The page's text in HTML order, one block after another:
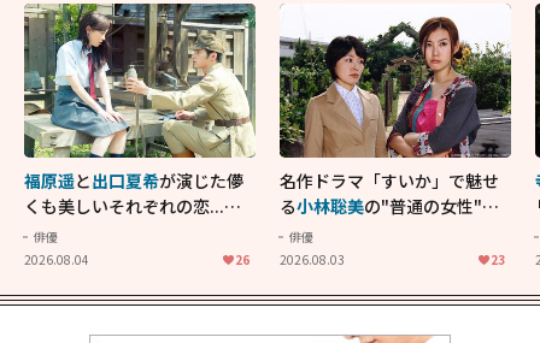
福原遥と出口夏希が演じた儚
くも美しいそれぞれの恋...生
きることの尊さを教えてくれ
た映画「あの花が咲く丘で、
俳優
2026.08.04
26
名作ドラマ「すいか」で魅せ
る小林聡美の"普通の女性"が
大人に刺さる...映画「かもめ
食堂」にも通じる静かな芝居
俳優
2026.08.03
23